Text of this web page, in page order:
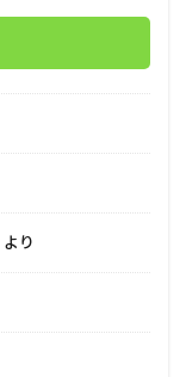
より